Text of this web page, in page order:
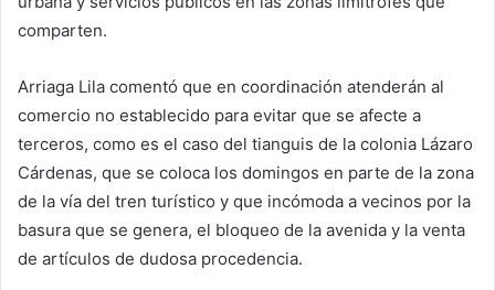
comparten.
Arriaga Lila comentó que en coordinación atenderán al
comercio no establecido para evitar que se afecte a
terceros, como es el caso del tianguis de la colonia Lázaro
Cárdenas, que se coloca los domingos en parte de la zona
de la vía del tren turístico y que incómoda a vecinos por la
basura que se genera, el bloqueo de la avenida y la venta
de artículos de dudosa procedencia.